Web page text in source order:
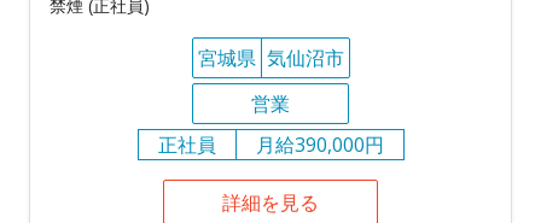
禁煙 (正社員)
宮城県 気仙沼市
営業
正社員
月給390,000円
詳細を見る